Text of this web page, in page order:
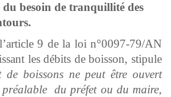
du besoin de tranquillité des
9 de la loi n°0097-79/AN
les débits de boisson, stipule
de boissons ne peut être ouvert
préalable du préfet ou du maire,